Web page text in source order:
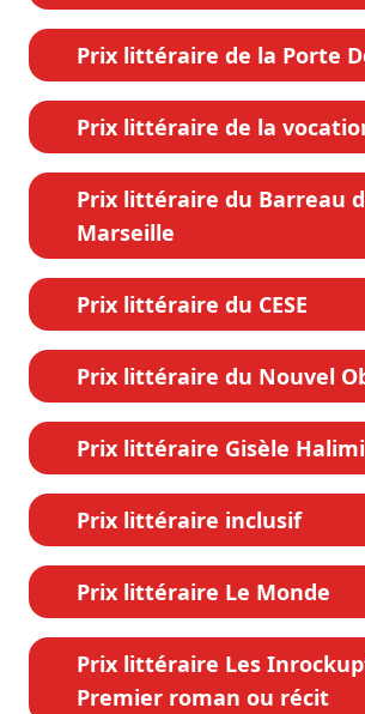
Prix littéraire de la Porte
Prix littéraire de la
Prix littéraire du Barreau
Marseille
Prix littéraire du CESE
Prix littéraire du Nouvel
Prix littéraire Gisèle Halimi
Prix littéraire inclusif
Prix littéraire Le Monde
Prix littéraire Les
Premier roman ou récit